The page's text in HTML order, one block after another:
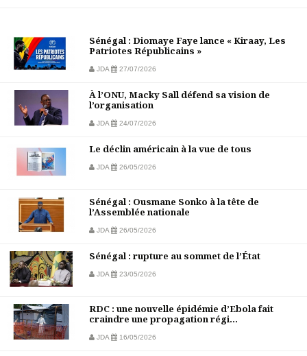
Sénégal : Diomaye Faye lance « Kiraay, Les
Patriotes Républicains »
JDA 27/07/2026
À l’ONU, Macky Sall défend sa vision de
l’organisation
JDA 24/07/2026
Le déclin américain à la vue de tous
JDA 26/05/2026
Sénégal : Ousmane Sonko à la tête de
l’Assemblée nationale
JDA 26/05/2026
Sénégal : rupture au sommet de l’État
JDA 23/05/2026
RDC : une nouvelle épidémie d’Ebola fait
craindre une propagation régi...
JDA 16/05/2026